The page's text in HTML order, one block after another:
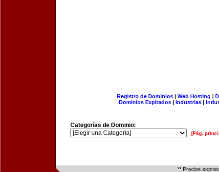
Registro de Dominios| Web Hosting |
Dominios Expirados | Industrias |
Categorías de Dominio:
[Pág.
** Precios